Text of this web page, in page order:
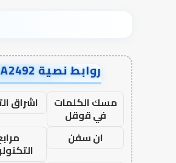
روابط نصية AA2492
مسك الكلمات
في قوقل
اشراق
ان سفن